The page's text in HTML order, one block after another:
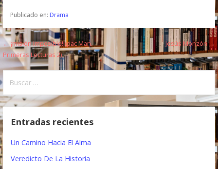
Publicado en: Drama
N
a
v
e
a
← ¡misión Imposible! (pac Man.
Primeras Lecturas 2)
Jesús Monzón →
s
Entradas recientes
Un Camino Hacia El Alma
Veredicto De La Historia